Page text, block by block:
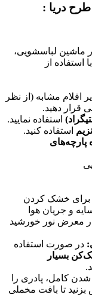
دریا :
ماشین لباسشویی،
از
اقلام مشابه (از نظر
قرار دهید.
استفاده نمایید.
استفاده کنید.
پارچه‌های
برای خشک کردن
و جریان هوا
معرض نور خورشید
در صورت استفاده
بسیار
کامل، پادری را
تا بافت مخملی